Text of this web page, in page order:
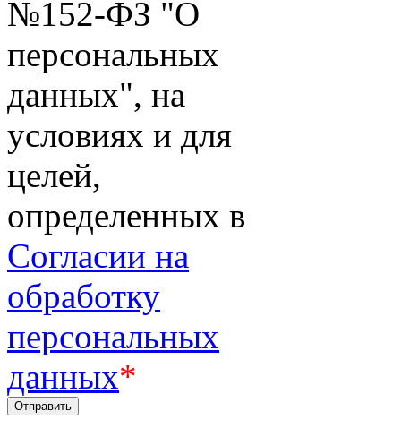
№152-ФЗ "О
персональных
данных", на
условиях и для
целей,
определенных в
Согласии на
обработку
персональных
данных*